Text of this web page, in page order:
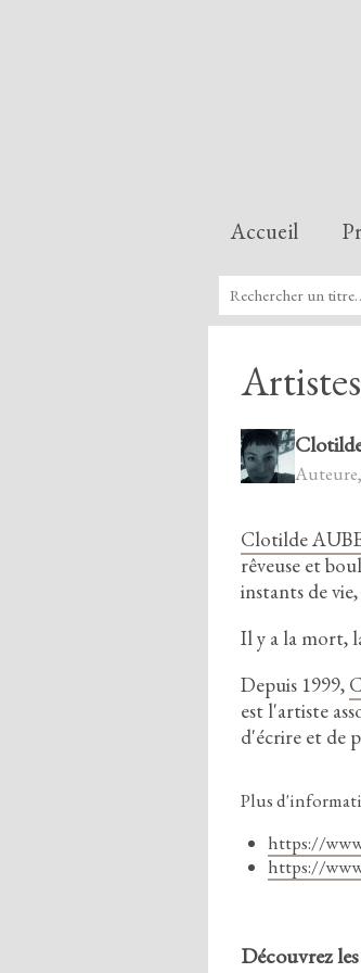
Accueil
Artistes
Clotilde
rêveuse et
instants de vie,
Il y a la mort,
Depuis 1999,
est l'artiste
d'écrire et de
Plus
https://
https://
Découvrez